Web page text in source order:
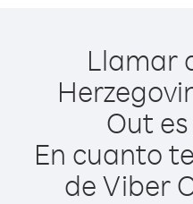
Llamar
Out
En cuanto
de Viber